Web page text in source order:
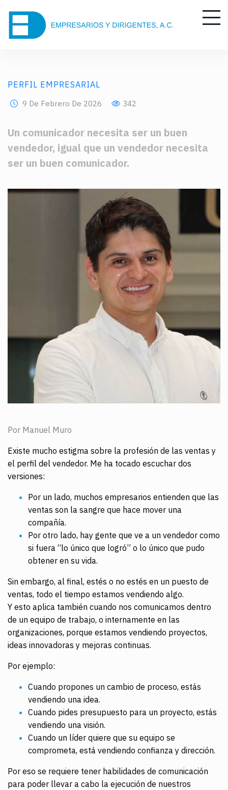
PERFIL EMPRESARIAL
9 De Febrero De 2026 342
Un comunicador necesita ser un buen
vendedor, igual que un vendedor necesita
ser un buen comunicador.
Por Manuel Muro
Existe mucho estigma sobre la profesión de las ventas y
el perfil del vendedor. Me ha tocado escuchar dos
versiones:
Por un lado, muchos empresarios entienden que las
ventas son la sangre que hace mover una
compañía.
Por otro lado, hay gente que ve a un vendedor como
si fuera “lo único que logró” o lo único que pudo
obtener en su vida.
Sin embargo, al final, estés o no estés en un puesto de
ventas, todo el tiempo estamos vendiendo algo.
Y esto aplica también cuando nos comunicamos dentro
de un equipo de trabajo, o internamente en las
organizaciones, porque estamos vendiendo proyectos,
ideas innovadoras y mejoras continuas.
Por ejemplo:
Cuando propones un cambio de proceso, estás
vendiendo una idea.
Cuando pides presupuesto para un proyecto, estás
vendiendo una visión.
Cuando un líder quiere que su equipo se
comprometa, está vendiendo confianza y dirección.
Por eso se requiere tener habilidades de comunicación
para poder llevar a cabo la ejecución de nuestros